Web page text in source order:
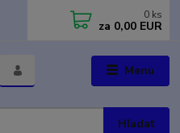
Menu
Hľadať
0 ks
za 0,00 EUR